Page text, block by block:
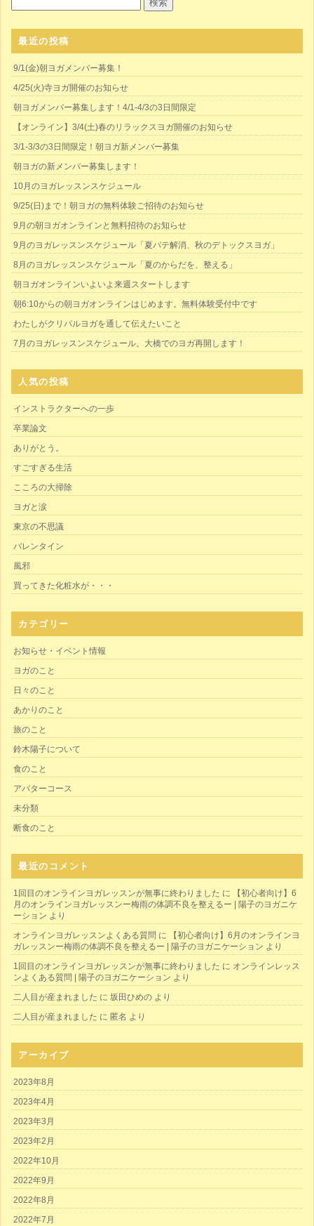
最近の投稿
9/1(金)朝ヨガメンバー募集！
4/25(火)寺ヨガ開催のお知らせ
朝ヨガメンバー募集します！4/1-4/3の3日間限定
【オンライン】3/4(土)春のリラックスヨガ開催のお知らせ
3/1-3/3の3日間限定！朝ヨガ新メンバー募集
朝ヨガの新メンバー募集します！
10月のヨガレッスンスケジュール
9/25(日)まで！朝ヨガの無料体験ご招待のお知らせ
9月の朝ヨガオンラインと無料招待のお知らせ
9月のヨガレッスンスケジュール「夏バテ解消、秋のデトックスヨガ」
8月のヨガレッスンスケジュール「夏のからだを、整える」
朝ヨガオンラインいよいよ来週スタートします
朝6:10からの朝ヨガオンラインはじめます。無料体験受付中です
わたしがクリパルヨガを通して伝えたいこと
7月のヨガレッスンスケジュール。大橋でのヨガ再開します！
人気の投稿
インストラクターへの一歩
卒業論文
ありがとう。
すごすぎる生活
こころの大掃除
ヨガと涙
東京の不思議
バレンタイン
風邪
買ってきた化粧水が・・・
カテゴリー
お知らせ・イベント情報
ヨガのこと
日々のこと
あかりのこと
旅のこと
鈴木陽子について
食のこと
アバターコース
未分類
断食のこと
最近のコメント
1回目のオンラインヨガレッスンが無事に終わりました に
【初心者向け】6
月のオンラインヨガレッスンー梅雨の体調不良を整えるー | 陽子のヨガニケ
ーション より
オンラインヨガレッスンよくある質問 に
【初心者向け】6月のオンラインヨ
ガレッスンー梅雨の体調不良を整えるー | 陽子のヨガニケーション より
1回目のオンラインヨガレッスンが無事に終わりました に オンラインレッス
ンよくある質問 | 陽子のヨガニケーション より
二人目が産まれました に 坂田ひめの より
二人目が産まれました に 匿名 より
アーカイブ
2023年8月
2023年4月
2023年3月
2023年2月
2022年10月
2022年9月
2022年8月
2022年7月